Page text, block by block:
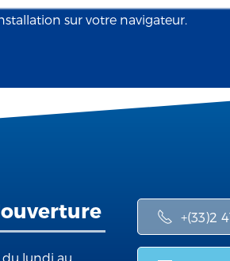
sur votre navigateur.
du lundi au
+(33)2